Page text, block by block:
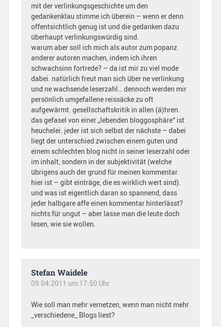
mit der verlinkungsgeschichte um den
gedankenklau stimme ich überein – wenn er denn
offentsichtlich genug ist und die gedanken dazu
überhaupt verlinkungswürdig sind.
warum aber soll ich mich als autor zum popanz
anderer autoren machen, indem ich ihren
schwachsinn fortrede? – da ist mir zu viel mode
dabei. natürlich freut man sich über ne verlinkung
und ne wachsende leserzahl… dennoch werden mir
persönlich umgefallene reissäcke zu oft
aufgewärmt. gesellschaftskritik in allen (ä)hren.
das gefasel von einer „lebenden bloggosphäre“ ist
heuchelei. jeder ist sich selbst der nächste – dabei
liegt der unterschied zwischen einem guten und
einem schlechten blog nicht in seiner leserzahl oder
im inhalt, sondern in der subjektivität (welche
übrigens auch der grund für meinen kommentar
hier ist – gibt einträge, die es wirklich wert sind).
und was ist eigentlich daran so spannend, dass
jeder halbgare affe einen kommentar hinterlässt?
nichts für ungut – aber lasse man die leute doch
lesen, wie sie wollen.
Stefan Waidele
09.04.2011 um 17:50 Uhr
Wie soll man mehr vernetzen, wenn man nicht mehr
_verschiedene_ Blogs liest?